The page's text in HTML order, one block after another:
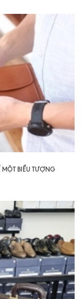
MỘT BIỂU TƯỢNG